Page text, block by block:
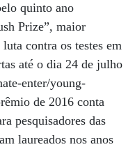
quinto ano
Prize”, maior
contra os testes em
até o dia 24 de julho
enter/young-
de 2016 conta
pesquisadores das
laureados nos anos